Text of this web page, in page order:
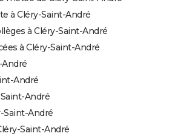
à Cléry-Saint-André
à Cléry-Saint-André
à Cléry-Saint-André
André
André
André
Saint-André
Saint-André